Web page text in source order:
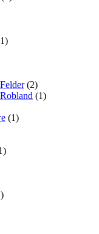
(2)
(1)
(1)